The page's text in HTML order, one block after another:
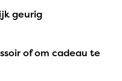
geurig
of om cadeau te